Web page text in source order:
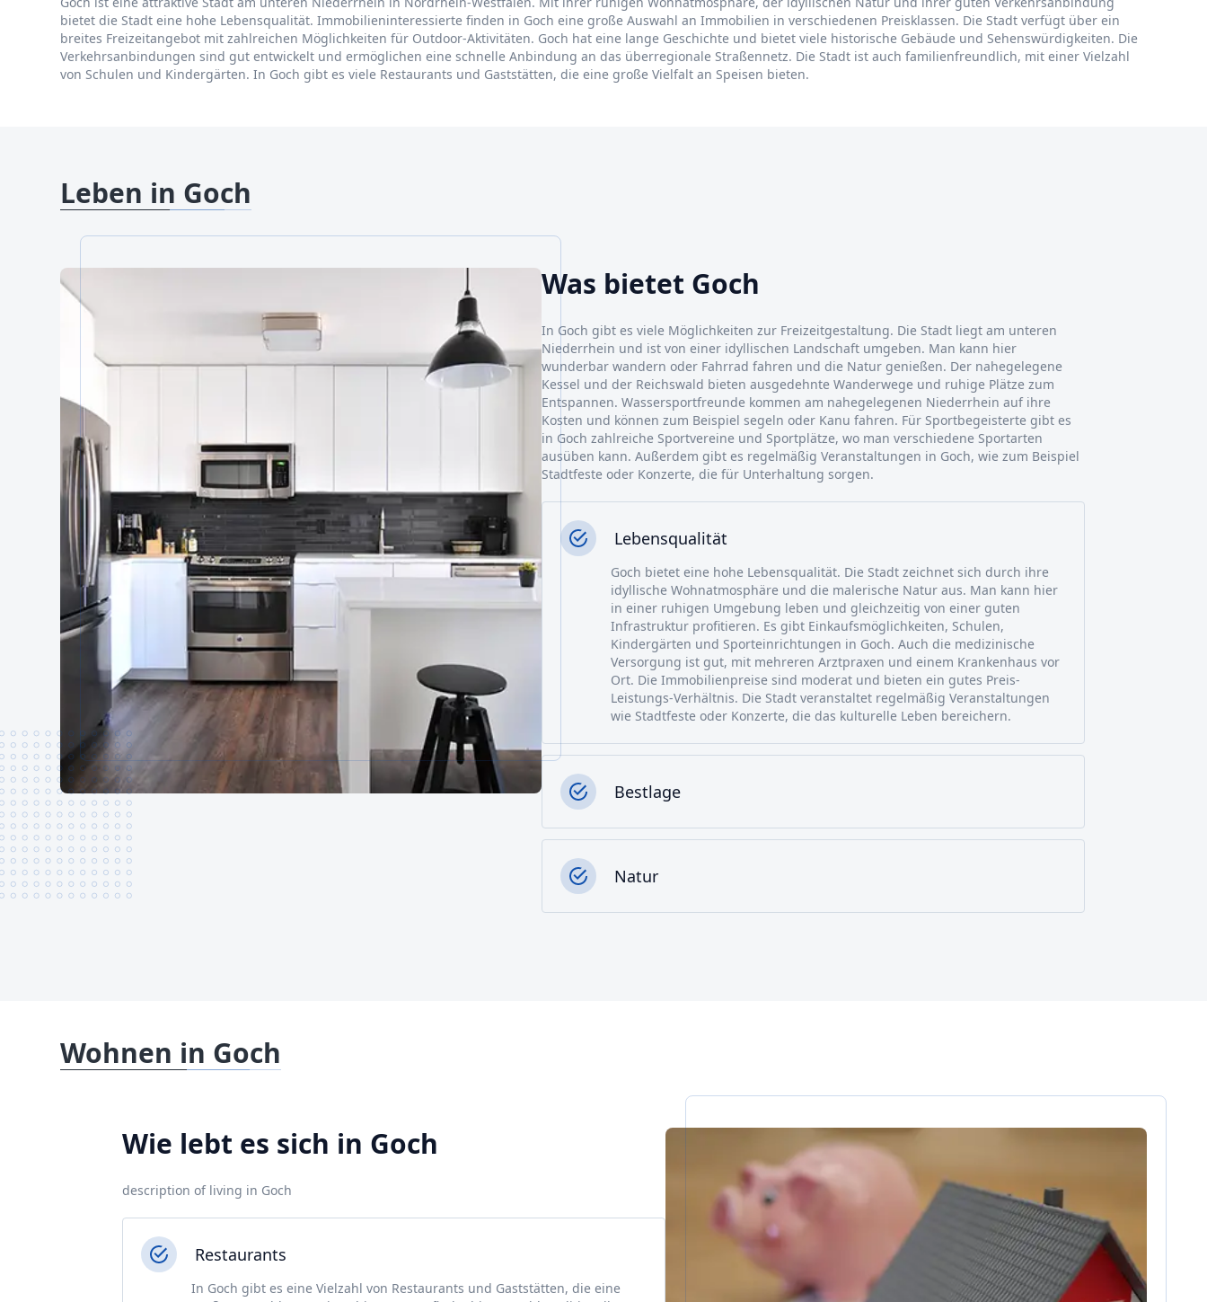
bietet die Stadt eine hohe Lebensqualität. Immobilieninteressierte finden in Goch eine große Auswahl an Immobilien in verschiedenen Preisklassen. Die Stadt verfügt über ein
breites Freizeitangebot mit zahlreichen Möglichkeiten für Outdoor-Aktivitäten. Goch hat eine lange Geschichte und bietet viele historische Gebäude und Sehenswürdigkeiten. Die
Verkehrsanbindungen sind gut entwickelt und ermöglichen eine schnelle Anbindung an das überregionale Straßennetz. Die Stadt ist auch familienfreundlich, mit einer Vielzahl
von Schulen und Kindergärten. In Goch gibt es viele Restaurants und Gaststätten, die eine große Vielfalt an Speisen bieten.
Leben in Goch
Was bietet Goch
In Goch gibt es viele Möglichkeiten zur Freizeitgestaltung. Die Stadt liegt am unteren
Niederrhein und ist von einer idyllischen Landschaft umgeben. Man kann hier
wunderbar wandern oder Fahrrad fahren und die Natur genießen. Der nahegelegene
Kessel und der Reichswald bieten ausgedehnte Wanderwege und ruhige Plätze zum
Entspannen. Wassersportfreunde kommen am nahegelegenen Niederrhein auf ihre
Kosten und können zum Beispiel segeln oder Kanu fahren. Für Sportbegeisterte gibt es
in Goch zahlreiche Sportvereine und Sportplätze, wo man verschiedene Sportarten
ausüben kann. Außerdem gibt es regelmäßig Veranstaltungen in Goch, wie zum Beispiel
Stadtfeste oder Konzerte, die für Unterhaltung sorgen.
Lebensqualität
Goch bietet eine hohe Lebensqualität. Die Stadt zeichnet sich durch ihre
idyllische Wohnatmosphäre und die malerische Natur aus. Man kann hier
in einer ruhigen Umgebung leben und gleichzeitig von einer guten
Infrastruktur profitieren. Es gibt Einkaufsmöglichkeiten, Schulen,
Kindergärten und Sporteinrichtungen in Goch. Auch die medizinische
Versorgung ist gut, mit mehreren Arztpraxen und einem Krankenhaus vor
Ort. Die Immobilienpreise sind moderat und bieten ein gutes Preis-
Leistungs-Verhältnis. Die Stadt veranstaltet regelmäßig Veranstaltungen
wie Stadtfeste oder Konzerte, die das kulturelle Leben bereichern.
Bestlage
Natur
Wohnen in Goch
Wie lebt es sich in Goch
description of living in Goch
Restaurants
In Goch gibt es eine Vielzahl von Restaurants und Gaststätten, die eine